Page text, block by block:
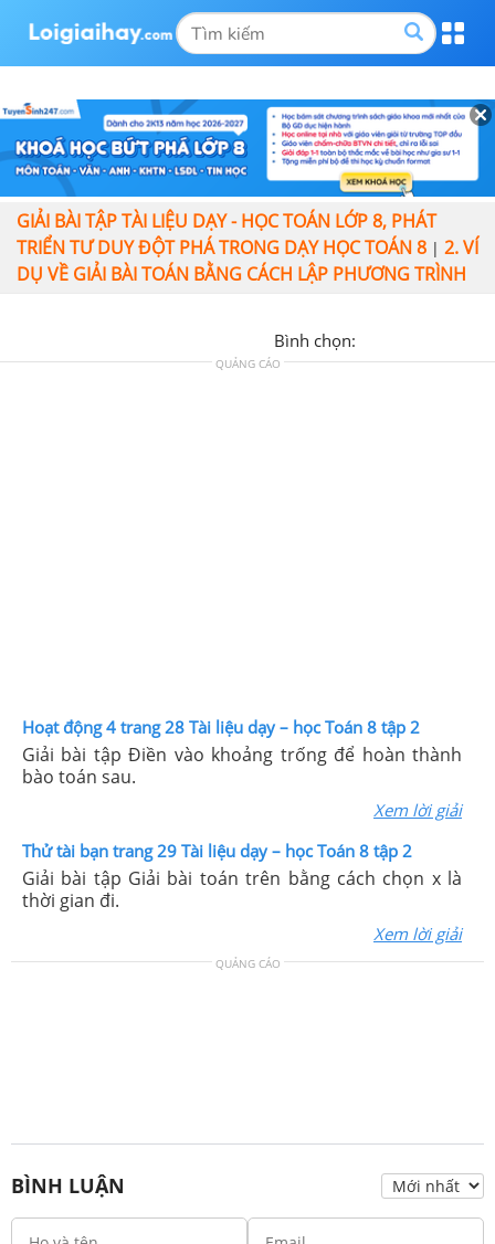
GIẢI BÀI TẬP TÀI LIỆU DẠY - HỌC TOÁN LỚP 8, PHÁT
TRIỂN TƯ DUY ĐỘT PHÁ TRONG DẠY HỌC TOÁN 8 | 2. VÍ
DỤ VỀ GIẢI BÀI TOÁN BẰNG CÁCH LẬP PHƯƠNG TRÌNH
Bình chọn:
QUẢNG CÁO
Hoạt động 4 trang 28 Tài liệu dạy – học Toán 8 tập 2
Giải bài tập Điền vào khoảng trống để hoàn thành
bào toán sau.
Xem lời giải
Thử tài bạn trang 29 Tài liệu dạy – học Toán 8 tập 2
Giải bài tập Giải bài toán trên bằng cách chọn x là
thời gian đi.
Xem lời giải
QUẢNG CÁO
BÌNH LUẬN